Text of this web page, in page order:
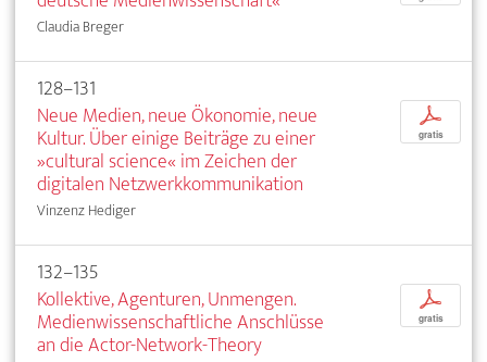
Claudia Breger
128–131
Neue Medien, neue Ökonomie, neue
Kultur. Über einige Beiträge zu einer
»cultural science« im Zeichen der
digitalen Netzwerkkommunikation
Vinzenz Hediger
p
gratis
132–135
Kollektive, Agenturen, Unmengen.
Medienwissenschaftliche Anschlüsse
an die Actor-Network-Theory
p
gratis